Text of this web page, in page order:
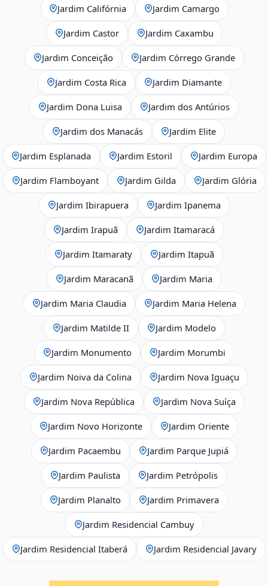
Jardim Califórnia Jardim Camargo
Jardim Castor Jardim Caxambu
Jardim Conceição Jardim Córrego Grande
Jardim Costa Rica Jardim Diamante
Jardim Dona Luisa Jardim dos Antúrios
Jardim dos Manacás Jardim Elite
Jardim Esplanada Jardim Estoril Jardim Europa
Jardim Flamboyant Jardim Gilda Jardim Glória
Jardim Ibirapuera Jardim Ipanema
Jardim Irapuã Jardim Itamaracá
Jardim Itamaraty Jardim Itapuã
Jardim Maracanã Jardim Maria
Jardim Maria Claudia Jardim Maria Helena
Jardim Matilde II Jardim Modelo
Jardim Monumento Jardim Morumbi
Jardim Noiva da Colina Jardim Nova Iguaçu
Jardim Nova República Jardim Nova Suíça
Jardim Novo Horizonte Jardim Oriente
Jardim Pacaembu Jardim Parque Jupiá
Jardim Paulista Jardim Petrópolis
Jardim Planalto Jardim Primavera
Jardim Residencial Cambuy
Jardim Residencial Itaberá Jardim Residencial Javary